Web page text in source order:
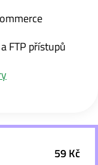
FTP přístupů
59 Kč